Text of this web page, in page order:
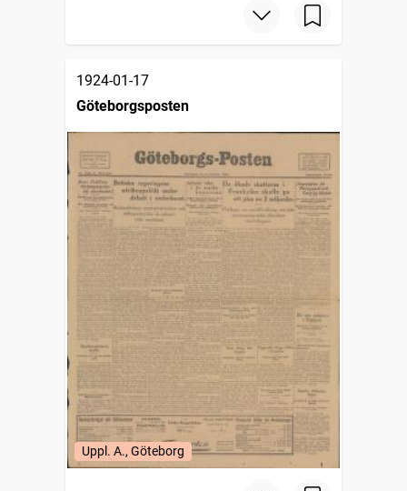
1924-01-17
Göteborgsposten
Uppl. A., Göteborg